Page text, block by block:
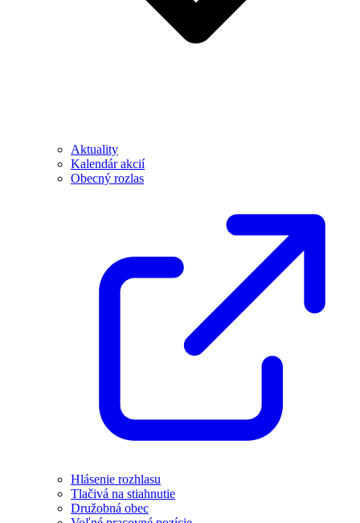
Aktuality
Kalendár akcií
Obecný rozlas
Hlásenie rozhlasu
Tlačivá na stiahnutie
Družobná obec